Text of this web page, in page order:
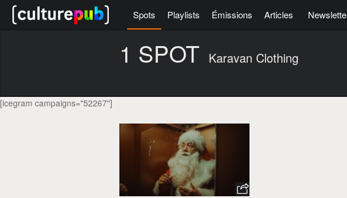
Spots Playlists Émissions Articles
1 SPOT Karavan Clothing
[icegram campaigns="52267"]